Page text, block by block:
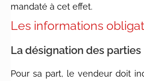
mandaté à cet effet.
Les informations
La désignation des parties
Pour sa part, le vendeur doit